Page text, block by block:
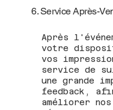
6. Service Après-
Après
votre
vos
service de
une grande
feedback,
améliorer